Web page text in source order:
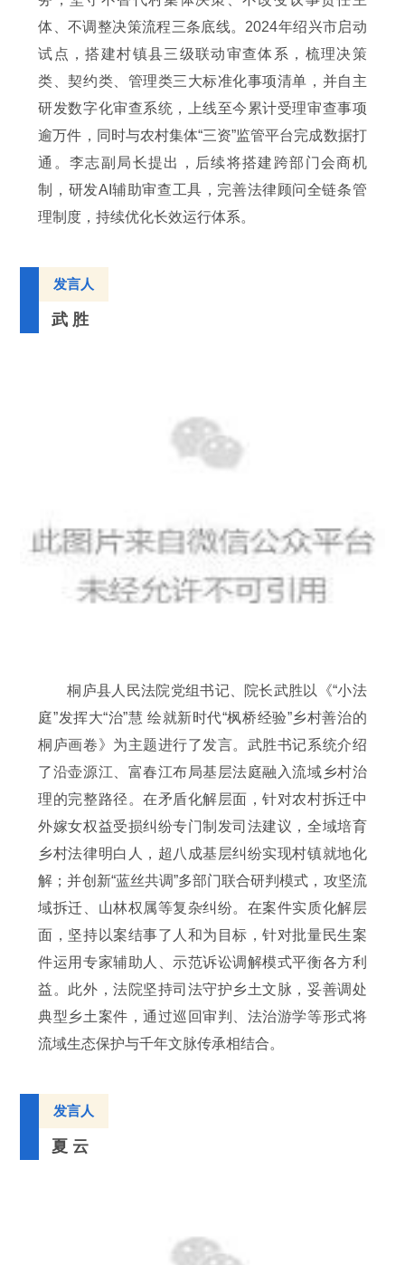
体、不调整决策流程三条底线。2024年绍兴市启动
试点，搭建村镇县三级联动审查体系，梳理决策
类、契约类、管理类三大标准化事项清单，并自主
研发数字化审查系统，上线至今累计受理审查事项
逾万件，同时与农村集体“三资”监管平台完成数据打
通。李志副局长提出，后续将搭建跨部门会商机
制，研发AI辅助审查工具，完善法律顾问全链条管
理制度，持续优化长效运行体系。
发言人
武 胜
桐庐县人民法院党组书记、院长武胜以《“小法
庭”发挥大“治”慧 绘就新时代“枫桥经验”乡村善治的
桐庐画卷》为主题进行了发言。武胜书记系统介绍
了沿壶源江、富春江布局基层法庭融入流域乡村治
理的完整路径。在矛盾化解层面，针对农村拆迁中
外嫁女权益受损纠纷专门制发司法建议，全域培育
乡村法律明白人，超八成基层纠纷实现村镇就地化
解；并创新“蓝丝共调”多部门联合研判模式，攻坚流
域拆迁、山林权属等复杂纠纷。在案件实质化解层
面，坚持以案结事了人和为目标，针对批量民生案
件运用专家辅助人、示范诉讼调解模式平衡各方利
益。此外，法院坚持司法守护乡土文脉，妥善调处
典型乡土案件，通过巡回审判、法治游学等形式将
流域生态保护与千年文脉传承相结合。
发言人
夏 云